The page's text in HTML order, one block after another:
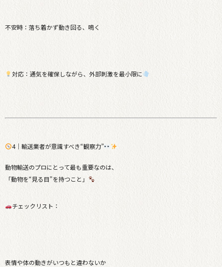
不安時：落ち着かず動き回る、鳴く
対応：通気を確保しながら、外部刺激を最小限に
4｜輸送業者が意識すべき“観察力”
動物輸送のプロにとって最も重要なのは、
「動物を“見る目”を持つこと」
チェックリスト：
表情や体の動きがいつもと違わないか